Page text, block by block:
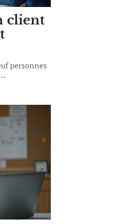
client
personnes